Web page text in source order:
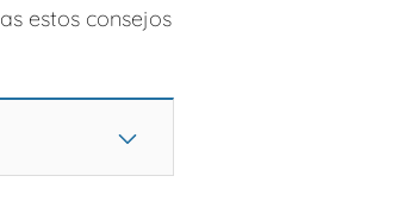
estos consejos